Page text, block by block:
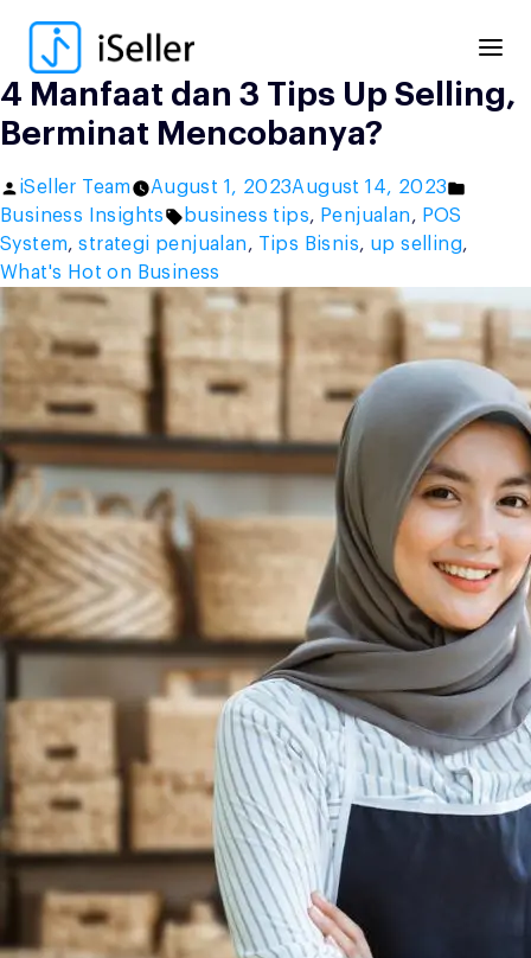
content
4 Manfaat dan 3 Tips Up Selling,
Berminat Mencobanya?
Posted
by
iSeller Team August 1, 2023August 14, 2023
Business Insights Tags:
business tips, Penjualan, POS
System,strategi penjualan, Tips Bisnis, up selling,
What's Hot on Business